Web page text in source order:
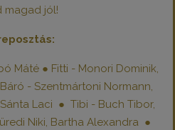
magad jól!
Máté ● Fitti - Monori Dominik,
- Szentmártoni Normann,
Laci ● Tibi - Buch Tibor,
Niki, Bartha Alexandra ●